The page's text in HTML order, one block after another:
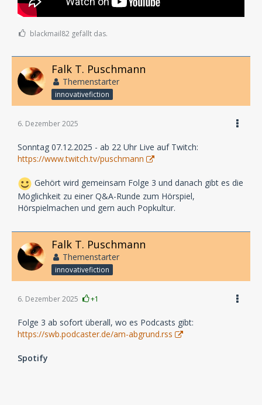
blackmail82 gefällt das.
Falk T. Puschmann
Themenstarter
innovativefiction
6. Dezember 2025
Sonntag 07.12.2025 - ab 22 Uhr Live auf Twitch:
https://www.twitch.tv/puschmann
Gehört wird gemeinsam Folge 3 und danach gibt es die
Möglichkeit zu einer Q&A-Runde zum Hörspiel,
Hörspielmachen und gern auch Popkultur.
Falk T. Puschmann
Themenstarter
innovativefiction
6. Dezember 2025 +1
Folge 3 ab sofort überall, wo es Podcasts gibt:
https://swb.podcaster.de/am-abgrund.rss
Spotify